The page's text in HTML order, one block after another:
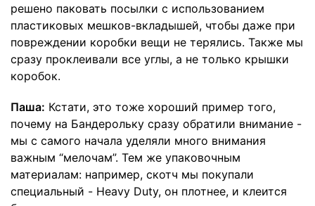
решено паковать посылки с использованием
пластиковых мешков-вкладышей, чтобы даже при
повреждении коробки вещи не терялись. Также мы
сразу проклеивали все углы, а не только крышки
коробок.
Паша: Кстати, это тоже хороший пример того,
почему на Бандерольку сразу обратили внимание -
мы с самого начала уделяли много внимания
важным “мелочам”. Тем же упаковочным
материалам: например, скотч мы покупали
специальный - Heavy Duty, он плотнее, и клеится